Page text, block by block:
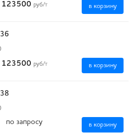
123500 руб/т в корзину
123500 руб/т в корзину
по запросу в корзину